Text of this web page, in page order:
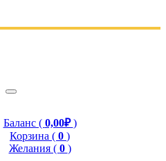
Баланс ( 0,00₽)
Корзина ( 0 )
Желания ( 0 )